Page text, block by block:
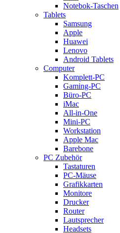
Notebok-Taschen
Tablets
Samsung
Apple
Huawei
Lenovo
Android Tablets
Computer
Komplett-PC
Gaming-PC
Büro-PC
iMac
All-in-One
Mini-PC
Workstation
Apple Mac
Barebone
PC Zubehör
Tastaturen
PC-Mäuse
Grafikkarten
Monitore
Drucker
Router
Lautsprecher
Headsets